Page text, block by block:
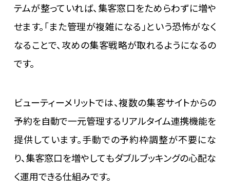
テムが整っていれば、集客窓口をためらわずに増や
せます。「また管理が複雑になる」という恐怖がなく
なることで、攻めの集客戦略が取れるようになるの
です。
ビューティーメリットでは、複数の集客サイトからの
予約を自動で一元管理するリアルタイム連携機能を
提供しています。手動での予約枠調整が不要にな
り、集客窓口を増やしてもダブルブッキングの心配な
く運用できる仕組みです。